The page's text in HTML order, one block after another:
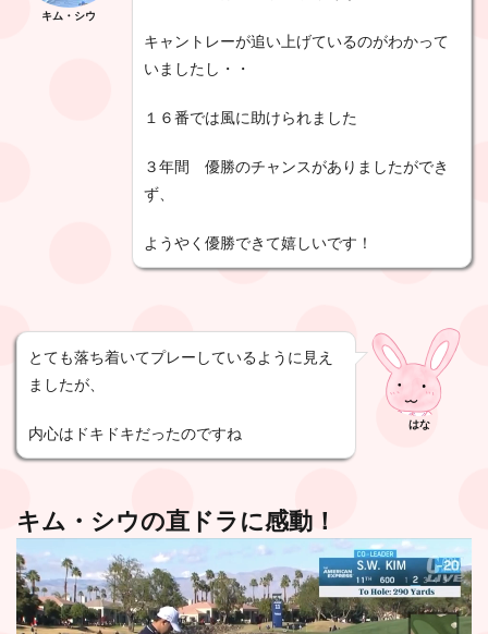
キム・シウ
キャントレーが追い上げているのがわかって
いましたし・・
１６番では風に助けられました
３年間 優勝のチャンスがありましたができ
ず、
ようやく優勝できて嬉しいです！
とても落ち着いてプレーしているように見え
ましたが、
内心はドキドキだったのですね はな
キム・シウの直ドラに感動！